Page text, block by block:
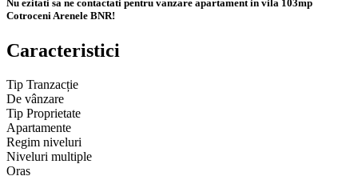
Nu ezitati sa ne contactati pentru vanzare apartament in vila 103mp
Cotroceni Arenele BNR!
Caracteristici
Tip Tranzacție
De vânzare
Tip Proprietate
Apartamente
Regim niveluri
Niveluri multiple
Oraș